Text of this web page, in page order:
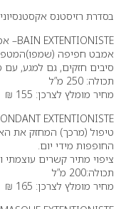
בסדרת רזיסטנס אקסטנסיוניסט 4
BAIN EXTENTIONISTE– אמבט חפיפה
אמבט חפיפה
סיבים חזקים, גם למגע, עם
תכולה: 250 מ”ל
מחיר מומלץ לצרכן: 155 ₪
EXTENTIONISTE
טיפול (מרכך) המחזק את
החופפות מידי יום.
ציפוי מתיר קשרים
תכולה:200 מ”ל
מחיר מומלץ לצרכן: 165 ₪